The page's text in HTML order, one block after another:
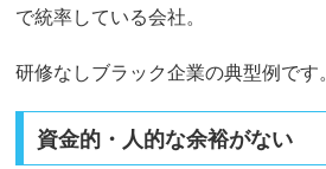
で統率している会社。
研修なしブラック企業の典型例です。
資金的・人的な余裕がない